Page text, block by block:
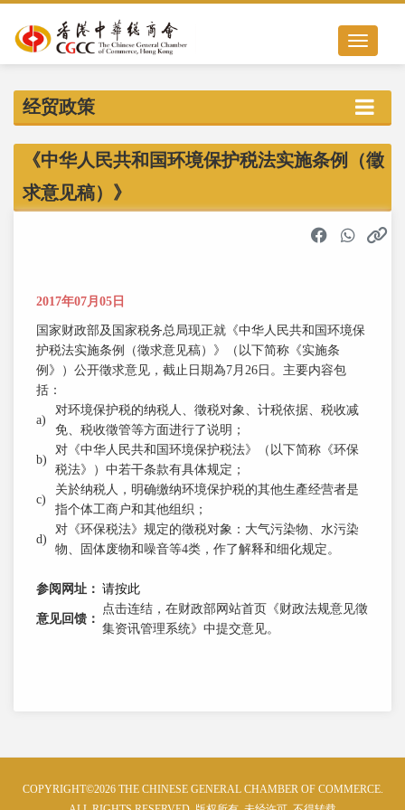
Toggle
经贸政策
《中华人民共和国环境保护税法实施条例（徵
求意见稿）》
2017年07月05日
国家财政部及国家税务总局现正就《中华人民共和国环境保
护税法实施条例（徵求意见稿）》（以下简称《实施条
例》）公开徵求意见，截止日期為7月26日。主要内容包
括：
a)
对环境保护税的纳税人、徵税对象、计税依据、税收减
免、税收徵管等方面进行了说明；
b)
对《中华人民共和国环境保护税法》（以下简称《环保
税法》）中若干条款有具体规定；
c)
关於纳税人，明确缴纳环境保护税的其他生產经营者是
指个体工商户和其他组织；
d)
对《环保税法》规定的徵税对象：大气污染物、水污染
物、固体废物和噪音等4类，作了解释和细化规定。
参阅网址： 请按此
意见回馈：
点击连结，在财政部网站首页《财政法规意见徵
集资讯管理系统》中提交意见。
COPYRIGHT©2026 THE CHINESE GENERAL CHAMBER OF COMMERCE.